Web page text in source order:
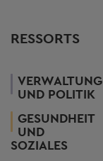
RESSORTS
VERWALTUNG
UND POLITIK
GESUNDHEIT
UND
SOZIALES